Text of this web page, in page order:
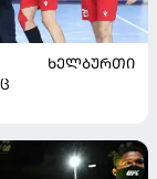
ᲮᲔᲚᲑᲣᲠᲗᲘ